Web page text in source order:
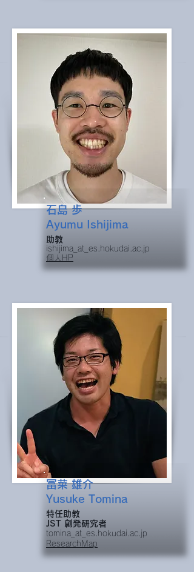
石島 歩
Ayumu Ishijima
助教
ishijima_at_es.hokudai.ac.jp
個人 HP
冨菜 雄介
​Yusuke Tomina
特任助教
JST ​創発研究者
tomina_at_es.hokudai.ac.jp
ResearchMap